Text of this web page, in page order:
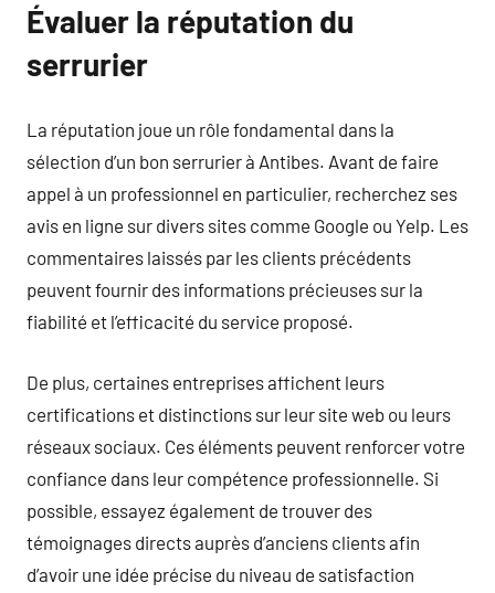
Évaluer la réputation du
serrurier
La réputation joue un rôle fondamental dans la
sélection d’un bon serrurier à Antibes. Avant de faire
appel à un professionnel en particulier, recherchez ses
avis en ligne sur divers sites comme Google ou Yelp. Les
commentaires laissés par les clients précédents
peuvent fournir des informations précieuses sur la
fiabilité et l’efficacité du service proposé.
De plus, certaines entreprises affichent leurs
certifications et distinctions sur leur site web ou leurs
réseaux sociaux. Ces éléments peuvent renforcer votre
confiance dans leur compétence professionnelle. Si
possible, essayez également de trouver des
témoignages directs auprès d’anciens clients afin
d’avoir une idée précise du niveau de satisfaction